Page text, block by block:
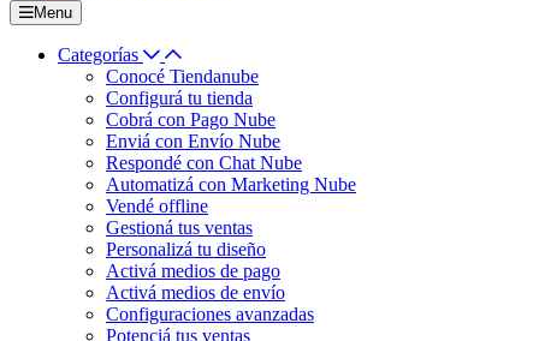
Menu
Categorías
Conocé Tiendanube
Configurá tu tienda
Cobrá con Pago Nube
Enviá con Envío Nube
Respondé con Chat Nube
Automatizá con Marketing Nube
Vendé offline
Gestioná tus ventas
Personalizá tu diseño
Activá medios de pago
Activá medios de envío
Configuraciones avanzadas
Potenciá tus ventas